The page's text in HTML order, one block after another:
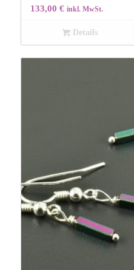
133,00 € inkl. MwSt.
Details